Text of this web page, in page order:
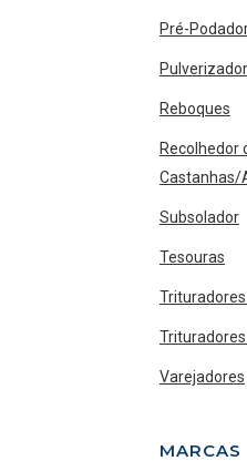
Pré-
Reboques
Recolhedor
Castanhas/
Subsolador
Tesouras
Varejadores
MARCAS